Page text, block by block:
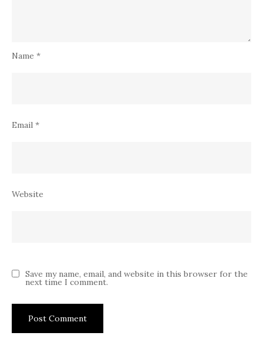
Name *
Email *
Website
Save my name, email, and website in this browser for the
next time I comment.